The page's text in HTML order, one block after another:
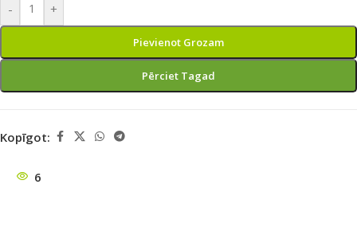
- +
Pievienot Grozam
Pērciet Tagad
Kopīgot:
6